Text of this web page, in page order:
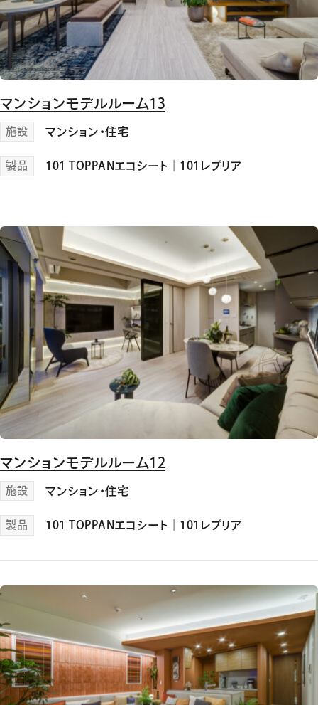
マンションモデルルーム13
施設 マンション・住宅
製品 101 TOPPANエコシート 101レプリア
マンションモデルルーム12
施設 マンション・住宅
製品 101 TOPPANエコシート 101レプリア